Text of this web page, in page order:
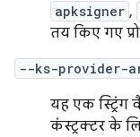
apksigner ,
तय किए गए
--ks-provider-
यह एक स्ट्रिंग
कंस्ट्रक्टर के